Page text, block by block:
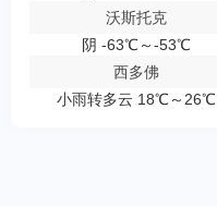
沃斯托克
阴 -63℃～-53℃
西多佛
小雨转多云 18℃～26℃